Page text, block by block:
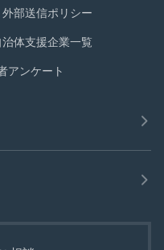
外部送信ポリシー
治体支援企業一覧
アンケート